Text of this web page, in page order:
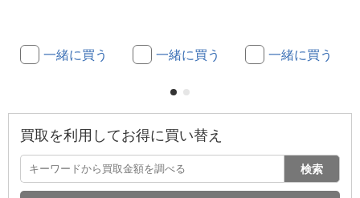
一緒に買う 一緒に買う 一緒に買う
買取を利用してお得に買い替え
検索